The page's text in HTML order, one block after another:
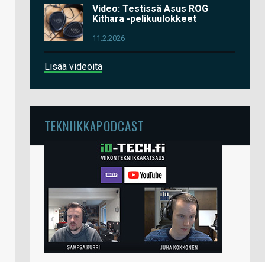
Video: Testissä Asus ROG
Kithara -pelikuulokkeet
11.2.2026
Lisää videoita
TEKNIIKKAPODCAST